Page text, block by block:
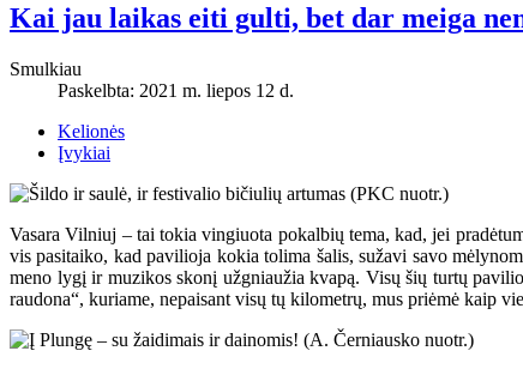
Kai jau laikas eiti gulti, bet dar meiga
Smulkiau
Paskelbta: 2021 m. liepos 12 d.
Kelionės
Įvykiai
Vasara Vilniuj – tai tokia vingiuota pokalbių tema, kad, jei
vis pasitaiko, kad pavilioja kokia tolima šalis, sužavi savo
meno lygį ir muzikos skonį užgniaužia kvapą. Visų šių turtų
raudona“, kuriame, nepaisant visų tų kilometrų, mus priėmė kaip